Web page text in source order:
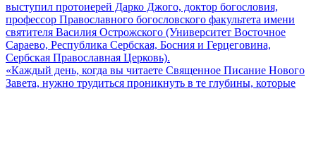
выступил протоиерей Дарко Джого, доктор богословия,
профессор Православного богословского факультета имени
святителя Василия Острожского (Университет Восточное
Сараево, Республика Сербская, Босния и Герцеговина,
Сербская Православная Церковь).
«Каждый день, когда вы читаете Священное Писание Нового
Завета, нужно трудиться проникнуть в те глубины, которые